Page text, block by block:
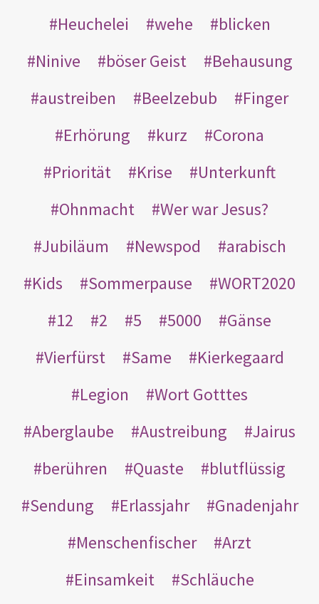
Heuchelei wehe
blicken
Ninive
böser Geist
Behausung
austreiben
Beelzebub
Finger
Erhörung
kurz
Corona
Priorität
Krise
Unterkunft
Ohnmacht
Wer war Jesus?
Jubiläum
Newspod
arabisch
Kids
Sommerpause
WORT2020
12
2 5 5000
Gänse
Vierfürst
Same
Kierkegaard
Legion
Wort Gotttes
Aberglaube
Austreibung
Jairus
berühren
Quaste
blutflüssig
Sendung
Erlassjahr
Gnadenjahr
Menschenfischer
Arzt
Einsamkeit
Schläuche